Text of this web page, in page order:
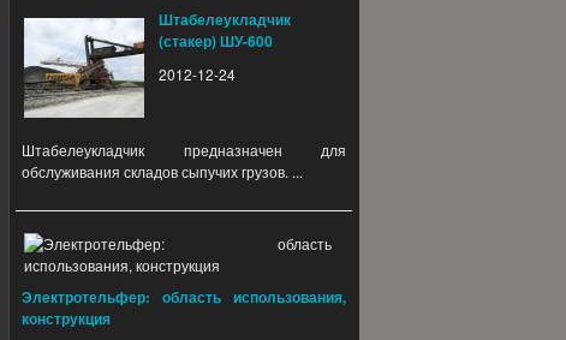
Штабелеукладчик
(стакер) ШУ-600
Штабелеукладчик предназначен для
обслуживания складов сыпучих грузов. ...
2012-12-24
Электротельфер: область использования,
конструкция